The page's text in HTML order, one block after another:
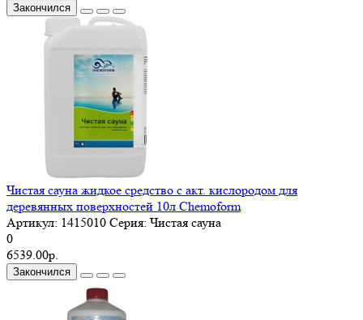
Закончился
Чистая сауна жидкое средство с акт. кислородом для
деревянных поверхностей 10л Chemoform
Артикул: 1415010 Серия: Чистая сауна
0
6539.00р.
Закончился